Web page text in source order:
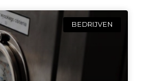
BEDRIJVEN